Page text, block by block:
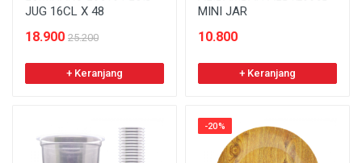
JUG 16CL X 48
18.900 25.200
+ Keranjang
MINI JAR
10.800
+ Keranjang
-20%